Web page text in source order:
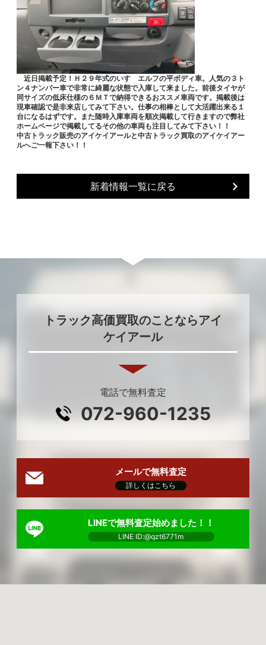
近日掲載予定！Ｈ２９年式のいすゞエルフの平ボディ車。人気の３ト
ン４ナンバー車で非常に綺麗な状態で入庫して来ました。前後タイヤが
同サイズの低床仕様の６ＭＴで納得できるおススメ車両です。掲載後は
現車確認で是非来店してみて下さい。仕事の相棒として大活躍出来る１
台になるはずです。また随時入庫車両を順次掲載して行きますので弊社
ホームページで掲載してるその他の車両も注目してみて下さい！！
中古トラック販売のアイケイアールと中古トラック買取のアイケイアー
ルへご一報下さい！！
新着情報一覧に戻る
トラック高価買取のことならアイ
ケイアール
電話で無料査定
072-960-1235
メールで無料査定
詳しくはこちら
LINEで無料査定始めました！！
LINE ID:@qzt6771m